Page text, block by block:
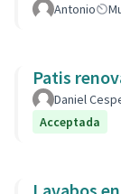
Antonio
Patis
Daniel
Acceptada